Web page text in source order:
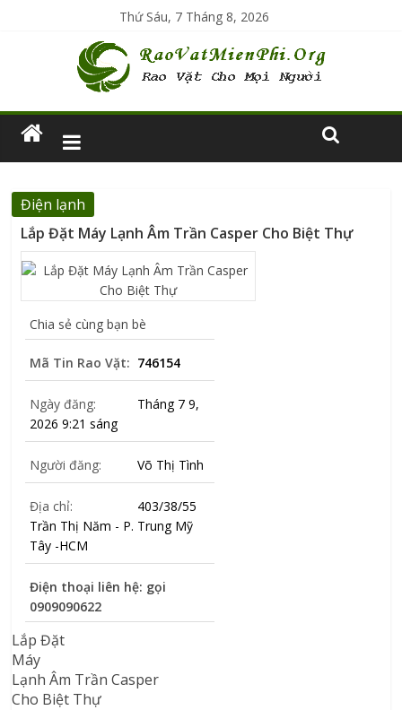
Thứ Sáu, 7 Tháng 8, 2026
Điện lạnh
Lắp Đặt Máy Lạnh Âm Trần Casper Cho Biệt Thự
Chia sẻ cùng bạn bè
Mã Tin Rao Vặt: 746154
Ngày đăng:
Tháng 7 9,
2026 9:21 sáng
Người đăng: Võ Thị Tình
Địa chỉ:
403/38/55
Trần Thị Năm - P. Trung Mỹ
Tây -HCM
Điện thoại liên hệ: gọi
0909090622
LắpĐặt
Máy
Lạnh Âm TrầnCasper
Cho Biệt Thự